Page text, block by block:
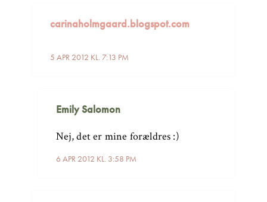
carinaholmgaard.blogspot.com
5 APR 2012 KL. 7:13 PM
Emily Salomon
6 APR 2012 KL. 3:58 PM
Nej, det er mine forældres :)